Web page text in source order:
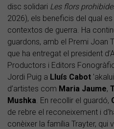
disc solidari Les flors
2026), els beneficis del qual
contextos de guerra. Ha
guardons, amb el Premi Joan
que ha entregat el president
Productors i Editors
Jordi Puig a Lluís Cabot
d’artistes com Maria Jaume,
Mushka . En recollir el guardó,
de rebre el reconeixement i
conèixer la família Trayter, qui